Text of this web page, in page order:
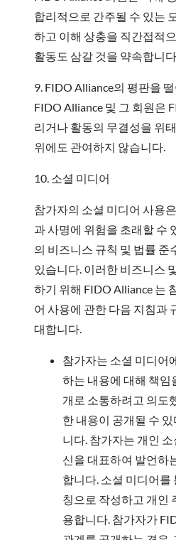
합리적으로 간주될 수 있는
하고 이해 상충을 직간접적
활동도 삼갈 것을 약속합니다.
9. FIDO Alliance의 평판을
FIDO Alliance 및 그 회원은
리거나 활동의 무결성을 위
위에도 관여하지 않습니다.
10. 소셜 미디어
참가자의 소셜 미디어 사용
과 사명에 위험을 초래할 수
의 비즈니스 규칙 및 법률 준
있습니다. 이러한 비즈니스
하기 위해 FIDO Alliance 는
어 사용에 관한 다음 지침과
대합니다.
참가자는 소셜 미디어
하는 내용에 대해 책임
개로 소통하려고 의도
한 내용이 공개될 수
니다. 참가자는 개인
신을 대표하여 발언하
합니다. 소셜 미디어를
칭으로 작성하고 개인
용합니다. 참가자가